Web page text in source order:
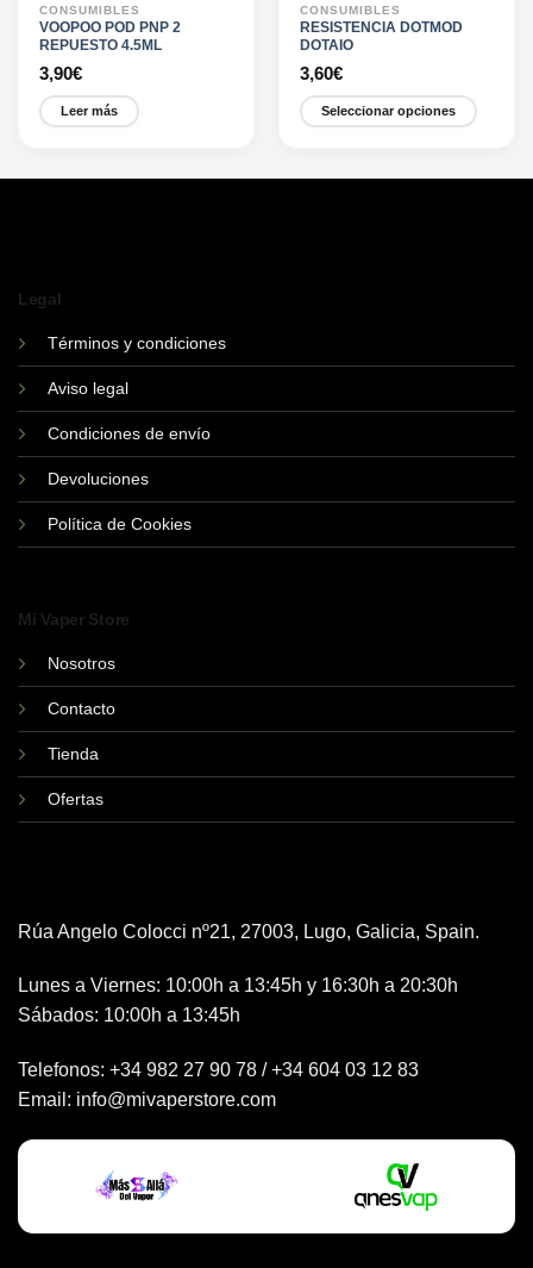
CONSUMIBLES
VOOPOO POD PNP 2
REPUESTO 4.5ML
3,90€
Leer más
CONSUMIBLES
RESISTENCIA DOTMOD
DOTAIO
3,60€
Seleccionar opciones
elegir
la
Legal
Términos y condiciones
Aviso legal
Condiciones de envío
Devoluciones
Política de Cookies
Mi Vaper Store
Nosotros
Contacto
Tienda
Ofertas
Rúa Angelo Colocci nº21, 27003, Lugo, Galicia, Spain.
Lunes a Viernes: 10:00h a 13:45h y 16:30h a 20:30h
Sábados: 10:00h a 13:45h
Telefonos: +34 982 27 90 78 /+34 604 03 12 83
Email: info@mivaperstore.com